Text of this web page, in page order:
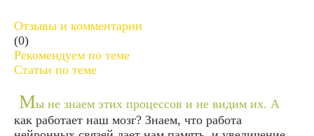
Отзывы и комментарии
(0)
Рекомендуем по теме
Статьи по теме
Мы не знаем этих процессов и не видим их. А
как работает наш мозг? Знаем, что работа